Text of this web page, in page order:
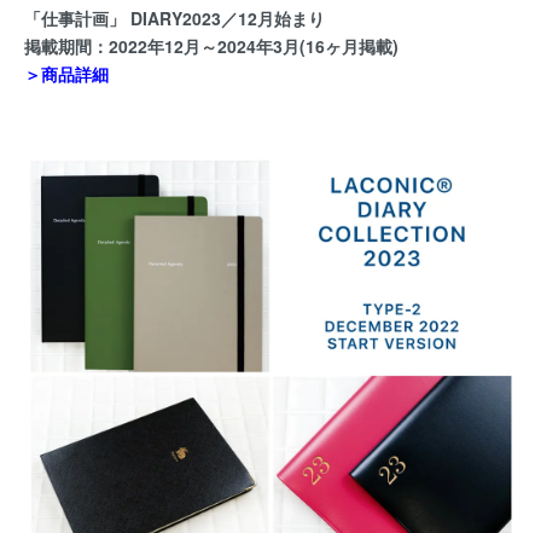
「仕事計画」 DIARY2023／12月始まり
掲載期間：2022年12月～2024年3月(16ヶ月掲載)
＞商品詳細